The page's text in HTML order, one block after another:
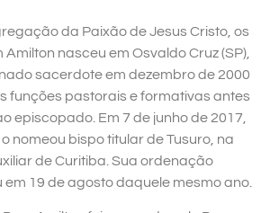
da Paixão de Jesus Cristo, os
nasceu em Osvaldo Cruz (SP),
sacerdote em dezembro de 2000
funções pastorais e formativas antes
episcopado. Em 7 de junho de 2017,
nomeou bispo titular de Tusuro, na
de Curitiba. Sua ordenação
19 de agosto daquele mesmo ano.